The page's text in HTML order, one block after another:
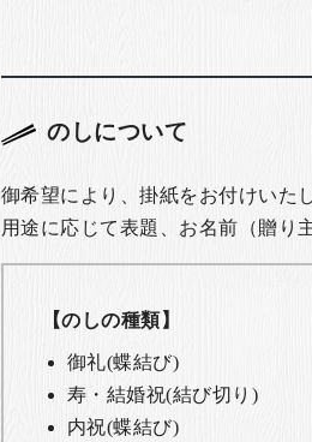
のしについて
御希望により、掛紙をお付けいた
用途に応じて表題、お名前（贈り
【のしの種類】
御礼(蝶結び)
寿・結婚祝(結び切り)
内祝(蝶結び)